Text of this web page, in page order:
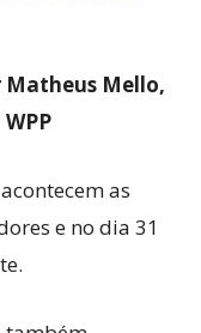
Matheus Mello,
as
e no dia 31